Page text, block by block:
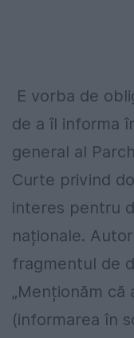
E vorba de
de a îl informa
general al
Curte privind
interes pentru
naționale.
fragmentul de
„Menționăm
(informarea în